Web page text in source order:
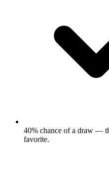
40% chance of a draw —
favorite.